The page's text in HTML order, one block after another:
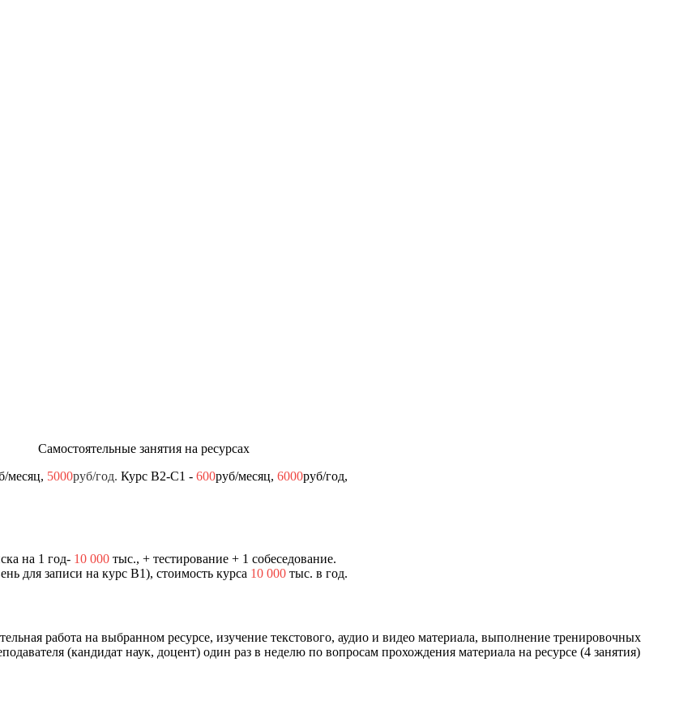
Самостоятельные занятия на ресурсах
месяц, 5000руб/год. Курс В2-С1 - 600руб/месяц, 6000руб/год,
на 1 год- 10 000 тыс., + тестирование + 1 собеседование.
для записи на курс В1), стоимость курса 10 000 тыс. в год.
работа на выбранном ресурсе, изучение текстового, аудио и видео материала, выполнение тренировочных
(кандидат наук, доцент) один раз в неделю по вопросам прохождения материала на ресурсе (4 занятия)